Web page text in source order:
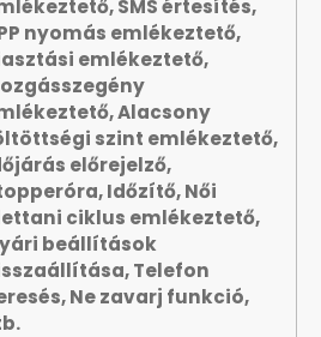
SMS értesítés,
nyomás emlékeztető,
emlékeztető,
Alacsony
szint emlékeztető,
előrejelző,
Időzítő, Női
ciklus emlékeztető,
beállítások
Telefon
Ne zavarj funkció,